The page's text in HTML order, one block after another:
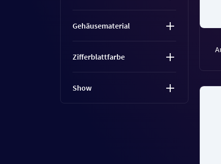
Gehäusematerial
Zifferblattfarbe
Show